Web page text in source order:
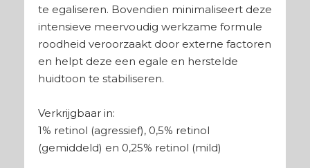
te egaliseren. Bovendien minimaliseert deze
intensieve meervoudig werkzame formule
roodheid veroorzaakt door externe factoren
en helpt deze een egale en herstelde
huidtoon te stabiliseren.
Verkrijgbaar in:
1% retinol (agressief), 0,5% retinol
(gemiddeld) en 0,25% retinol (mild)